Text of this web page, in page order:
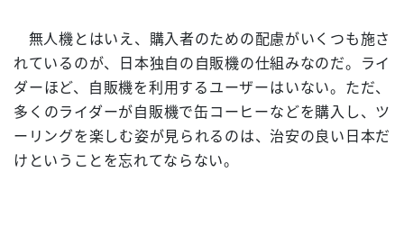
無人機とはいえ、購入者のための配慮がいくつも施さ
れているのが、日本独自の自販機の仕組みなのだ。ライ
ダーほど、自販機を利用するユーザーはいない。ただ、
多くのライダーが自販機で缶コーヒーなどを購入し、ツ
ーリングを楽しむ姿が見られるのは、治安の良い日本だ
けということを忘れてならない。